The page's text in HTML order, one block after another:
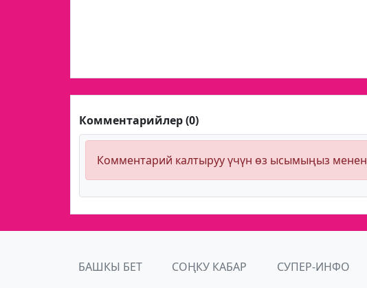
Комментарийлер (0)
Комментарий калтыруу үчүн өз ысымыңыз менен
БАШКЫ БЕТ СОҢКУ КАБАР СУПЕР-ИНФО